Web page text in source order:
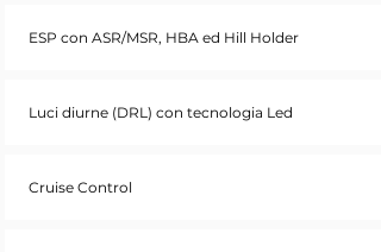
ESP con ASR/MSR, HBA ed Hill Holder
Luci diurne (DRL) con tecnologia Led
Cruise Control